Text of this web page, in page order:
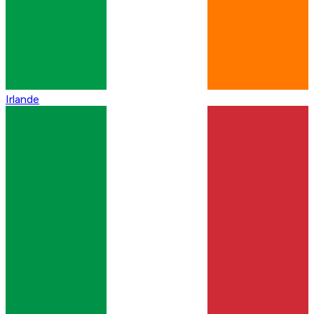
Irlande